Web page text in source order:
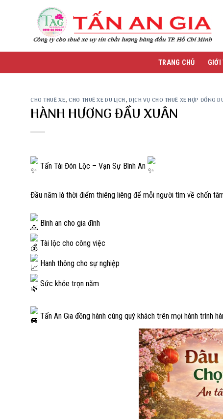
TRANG CHỦ GIỚI
CHO THUÊ XE,CHO THUÊ XE DU LỊCH,DỊCH VỤ CHO THUÊ XE HỢP ĐỒNG
HÀNH HƯƠNG ĐẦU XUÂN
Tấn Tài Đón Lộc – Vạn Sự Bình An
Đầu năm là thời điểm thiêng liêng để mỗi người tìm về chốn
Bình an cho gia đình
Tài lộc cho công việc
Hanh thông cho sự nghiệp
Sức khỏe trọn năm
Tấn An Gia đồng hành cùng quý khách trên mọi hành trình